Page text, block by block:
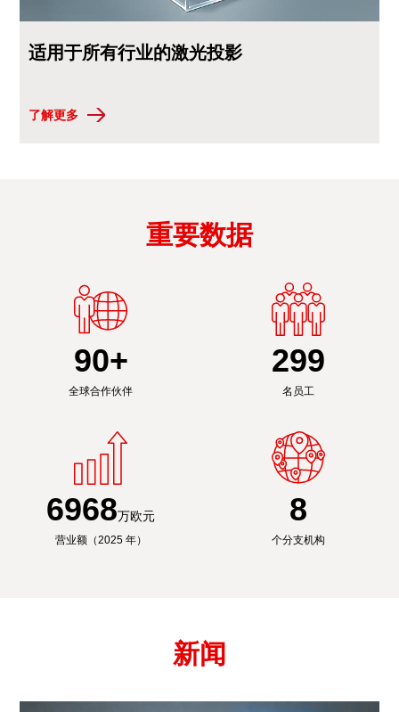
适用于所有行业的激光投影
了解更多
重要数据
90+
全球合作伙伴
300
名员工
6991万欧元
营业额（2025 年）
8
个分支机构
新闻